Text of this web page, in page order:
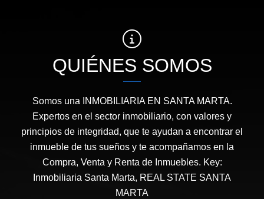
QUIÉNES SOMOS
Somos una INMOBILIARIA EN SANTA MARTA.
Expertos en el sector inmobiliario, con valores y
principios de integridad, que te ayudan a encontrar el
inmueble de tus sueños y te acompañamos en la
Compra, Venta y Renta de Inmuebles. Key:
Inmobiliaria Santa Marta, REAL STATE SANTA
MARTA